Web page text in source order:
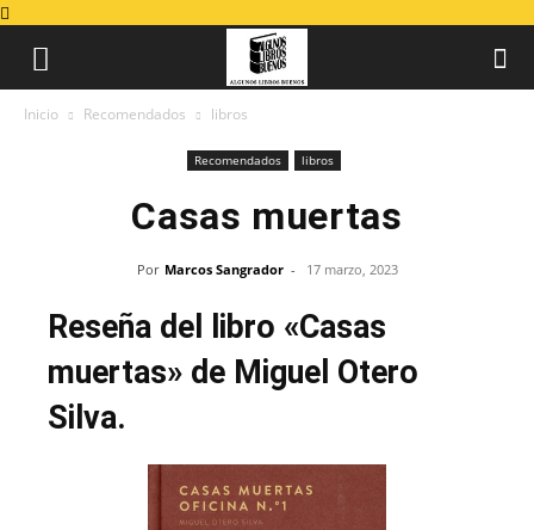
Inicio Recomendados libros
Recomendados libros
Casas muertas
Por Marcos Sangrador - 17 marzo, 2023
Reseña del libro «Casas
muertas» de Miguel Otero
Silva.